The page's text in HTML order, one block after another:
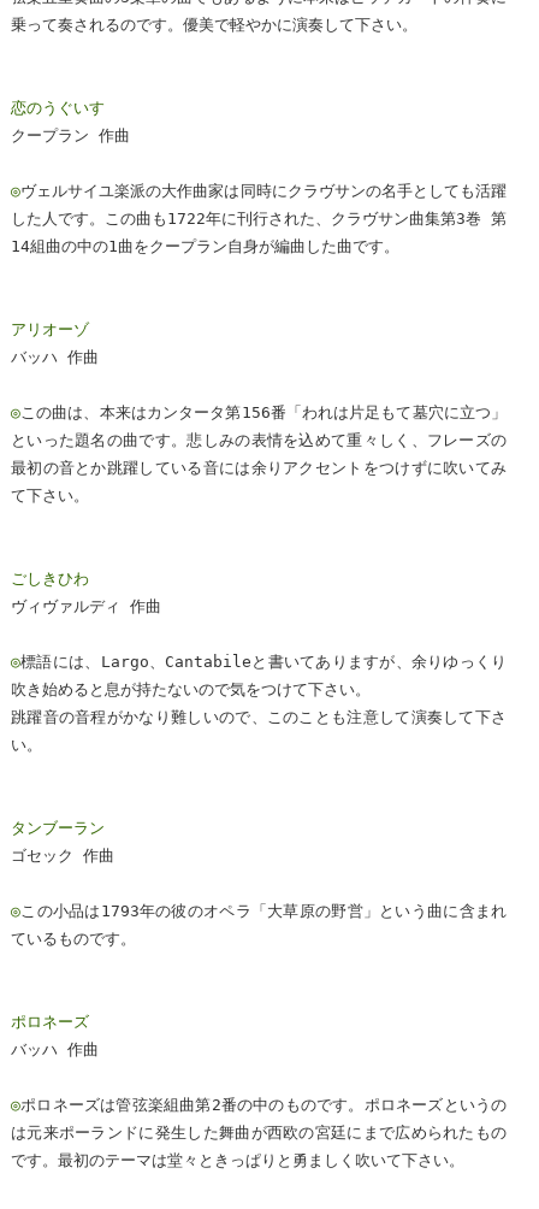
乗って奏されるのです。優美で軽やかに演奏して下さい。
恋のうぐいす
クープラン 作曲
◎ヴェルサイユ楽派の大作曲家は同時にクラヴサンの名手としても活躍
した人です。この曲も1722年に刊行された、クラヴサン曲集第3巻 第
14組曲の中の1曲をクープラン自身が編曲した曲です。
アリオーゾ
バッハ 作曲
◎ この曲は、本来はカンタータ第156番「われは片足もて墓穴に立つ」
といった題名の曲です。悲しみの表情を込めて重々しく、フレーズの
最初の音とか跳躍している音には余りアクセントをつけずに吹いてみ
て下さい。
ごしきひわ
ヴィヴァルディ 作曲
◎標語には、Largo、Cantabileと書いてありますが、余りゆっくり
吹き始めると息が持たないので気をつけて下さい。
跳躍音の音程がかなり難しいので、このことも注意して演奏して下さ
い。
タンブーラン
ゴセック 作曲
◎ この小品は1793年の彼のオペラ「大草原の野営」という曲に含まれ
ているものです。
ポロネーズ
バッハ 作曲
◎ポロネーズは管弦楽組曲第2番の中のものです。ポロネーズというの
は元来ポーランドに発生した舞曲が西欧の宮廷にまで広められたもの
です。最初のテーマは堂々ときっぱりと勇ましく吹いて下さい。